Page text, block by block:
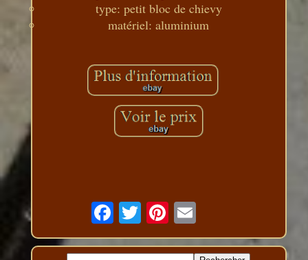
type: petit bloc de chievy
matériel: aluminium